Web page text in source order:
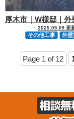
2025.05.09 更
その他工事 外壁
Page 1 of 12